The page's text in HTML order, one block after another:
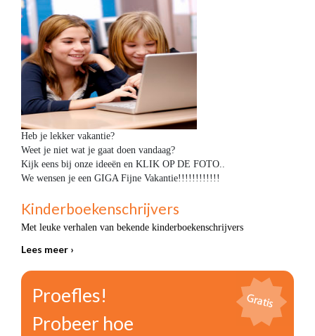
Heb je lekker vakantie?
Weet je niet wat je gaat doen vandaag?
Kijk eens bij onze ideeën en KLIK OP DE FOTO..
We wensen je een GIGA Fijne Vakantie!!!!!!!!!!!!
Kinderboekenschrijvers
Met leuke verhalen van bekende kinderboekenschrijvers
Lees meer ›
Proefles!
Probeer hoe